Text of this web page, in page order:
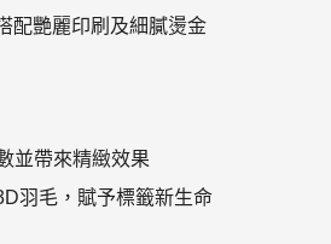
配艷麗印刷及細膩燙金
並帶來精緻效果
羽毛，賦予標籤新生命